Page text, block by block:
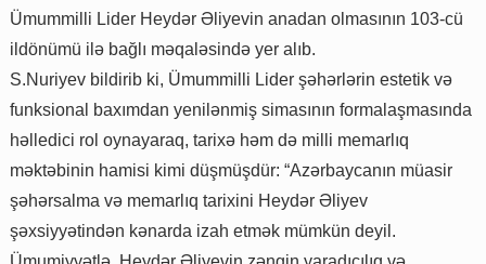
Ümummilli Lider Heydər Əliyevin anadan olmasının 103-cü
ildönümü ilə bağlı məqaləsində yer alıb.
S.Nuriyev bildirib ki, Ümummilli Lider şəhərlərin estetik və
funksional baxımdan yenilənmiş simasının formalaşmasında
həlledici rol oynayaraq, tarixə həm də milli memarlıq
məktəbinin hamisi kimi düşmüşdür: “Azərbaycanın müasir
şəhərsalma və memarlıq tarixini Heydər Əliyev
şəxsiyyətindən kənarda izah etmək mümkün deyil.